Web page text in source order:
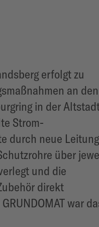
erfolgt zu
an den
in der
Strom-
durch neue
über
und die
direkt
war